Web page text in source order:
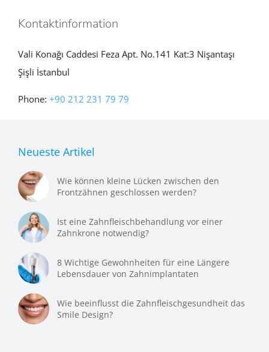
Kontaktinformation
Vali Konağı Caddesi Feza Apt. No.141 Kat:3 Nişantaşı
Şişli İstanbul
Phone: +90 212 231 79 79
Neueste Artikel
Wie können kleine Lücken zwischen den
Frontzähnen geschlossen werden?
Ist eine Zahnfleischbehandlung vor einer
Zahnkrone notwendig?
8 Wichtige Gewohnheiten für eine Längere
Lebensdauer von Zahnimplantaten
Wie beeinflusst die Zahnfleischgesundheit das
Smile Design?